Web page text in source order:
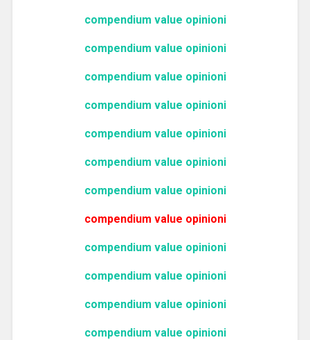
compendium value opinioni
compendium value opinioni
compendium value opinioni
compendium value opinioni
compendium value opinioni
compendium value opinioni
compendium value opinioni
compendium value opinioni
compendium value opinioni
compendium value opinioni
compendium value opinioni
compendium value opinioni